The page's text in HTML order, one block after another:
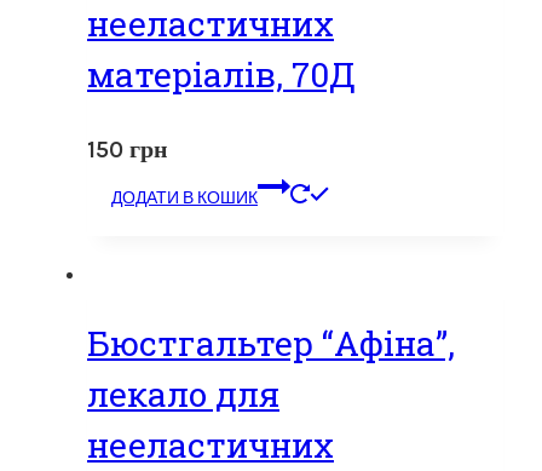
нееластичних
матеріалів, 70Д
150 грн
ДОДАТИ В КОШИК
Бюстгальтер “Афіна”,
лекало для
нееластичних